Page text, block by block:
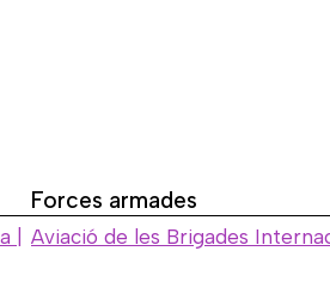
|
Forces armades
Aviació de les Brigades